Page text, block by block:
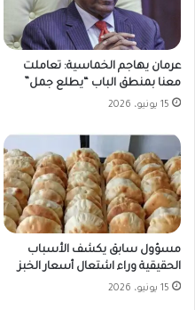
عرمان يهاجم الخماسية: تعاملت
معنا بمنطق الباب “يطلع جمل”
15 يونيو، 2026
مسؤول سابق يكشف الأسباب
الحقيقية وراء اشتعال أسعار الخبز
15 يونيو، 2026